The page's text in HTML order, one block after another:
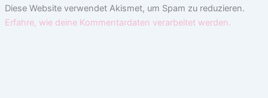
Diese Website verwendet Akismet, um Spam zu reduzieren.
Erfahre, wie deine Kommentardaten verarbeitet werden.